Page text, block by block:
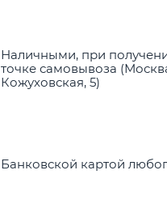
Наличными, при
точке самовывоза
Кожуховская, 5)
Банковской картой